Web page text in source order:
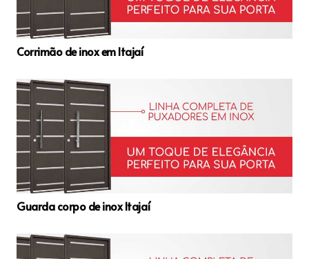
Corrimão de inox em Itajaí
Guarda corpo de inox Itajaí